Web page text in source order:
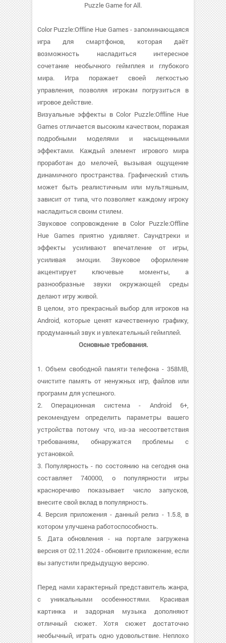
Puzzle Game for All.
Color Puzzle:Offline Hue Games - запоминающаяся
игра для смартфонов, которая даёт
возможность насладиться интересное
сочетание необычного геймплея и глубокого
мира. Игра поражает своей легкостью
управления, позволяя игрокам погрузиться в
игровое действие.
Визуальные эффекты в Color Puzzle:Offline Hue
Games отличается высоким качеством, поражая
подробными моделями и насыщенными
эффектами. Каждый элемент игрового мира
проработан до мелочей, вызывая ощущение
динамичного пространства. Графический стиль
может быть реалистичным или мультяшным,
зависит от типа, что позволяет каждому игроку
насладиться своим стилем.
Звуковое сопровождение в Color Puzzle:Offline
Hue Games приятно удивляет. Саундтреки и
эффекты усиливают впечатление от игры,
усиливая эмоции. Звуковое оформление
акцентирует ключевые моменты, а
разнообразные звуки окружающей среды
делают игру живой.
В целом, это прекрасный выбор для игроков на
Android, которые ценят качественную графику,
продуманный звук и увлекательный геймплей.
Основные требования.
1. Объем свободной памяти телефона - 358MB,
очистите память от ненужных игр, файлов или
программ для успешного.
2. Операционная система - Android 6+,
рекомендуем определить параметры вашего
устройства потому что, из-за несоответствия
требованиям, обнаружатся проблемы с
установкой.
3. Популярность - по состоянию на сегодня она
составляет 740000, о популярности игры
красноречиво показывает число запусков,
внесите свой вклад в популярность.
4. Версия приложения - данный релиз - 1.5.8, в
котором улучшена работоспособность.
5. Дата обновления - на портале загружена
версия от 02.11.2024 - обновите приложение, если
вы запустили предыдущую версию.
Перед нами характерный представитель жанра,
с уникальными особенностями. Красивая
картинка и задорная музыка дополняют
отличный сюжет. Хотя сюжет достаточно
необычный, играть одно удовольствие. Неплохо